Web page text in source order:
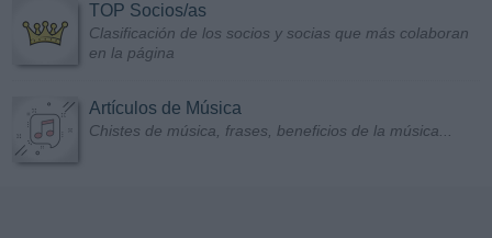
TOP Socios/as
Clasificación de los socios y socias que más colaboran
en la página
Artículos de Música
Chistes de música, frases, beneficios de la música...